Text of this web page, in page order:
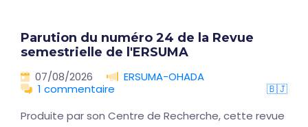
Parution du numéro 24 de la Revue
semestrielle de l'ERSUMA
07/08/2026
ERSUMA-OHADA
1 commentaire
🇧🇯
Produite par son Centre de Recherche, cette revue